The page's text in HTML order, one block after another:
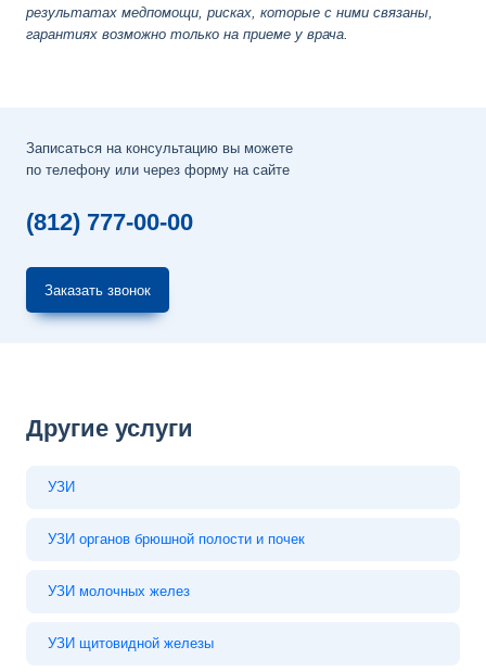
результатах медпомощи, рисках, которые с ними связаны,
гарантиях возможно только на приеме у врача.
Записаться на консультацию вы можете
по телефону или через форму на сайте
(812) 777-00-00
Заказать звонок
Другие услуги
УЗИ
УЗИ органов брюшной полости и почек
УЗИ молочных желез
УЗИ щитовидной железы